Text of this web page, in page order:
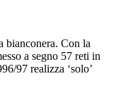
bianconera. Con la
a segno 57 reti in
97 realizza ‘solo’